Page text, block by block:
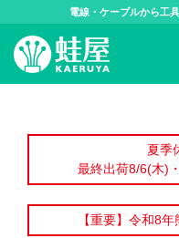
電線・ケーブルから工
夏季
最終出荷8/6(木)
【重要】令和8